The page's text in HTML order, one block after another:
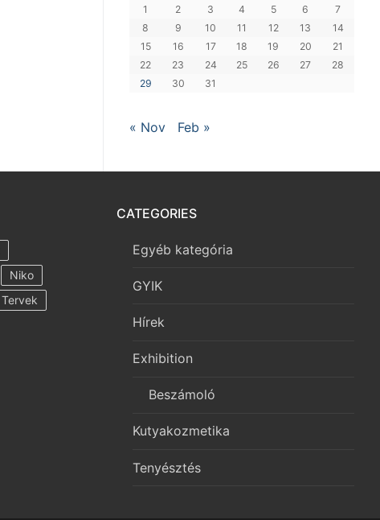
1
2 3 4 5 6
7
8
9 10 11 12 13
14
15
16 17 18 19 20
21
22
23 24 25 26 27
28
29
30 31
« Nov Feb »
Niko
Tervek
CATEGORIES
Egyéb kategória
GYIK
Hírek
Exhibition
Beszámoló
Kutyakozmetika
Tenyésztés